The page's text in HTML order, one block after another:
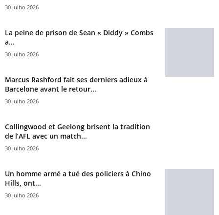
30 Julho 2026
La peine de prison de Sean « Diddy » Combs
a...
30 Julho 2026
Marcus Rashford fait ses derniers adieux à
Barcelone avant le retour...
30 Julho 2026
Collingwood et Geelong brisent la tradition
de l’AFL avec un match...
30 Julho 2026
Un homme armé a tué des policiers à Chino
Hills, ont...
30 Julho 2026